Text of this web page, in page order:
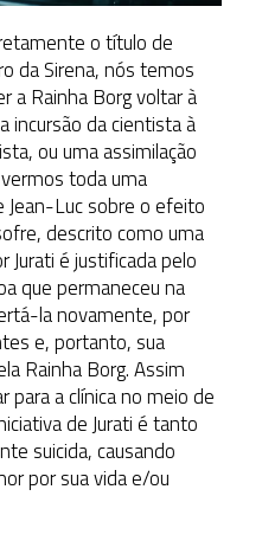
o título de
da Sirena, nós temos
a Rainha Borg voltar à
incursão da cientista à
ou uma assimilação
toda uma
Luc sobre o efeito
descrito como uma
Jurati é justificada pelo
que permaneceu na
la novamente, por
e, portanto, sua
Rainha Borg. Assim
a clínica no meio de
de Jurati é tanto
suicida, causando
por sua vida e/ou